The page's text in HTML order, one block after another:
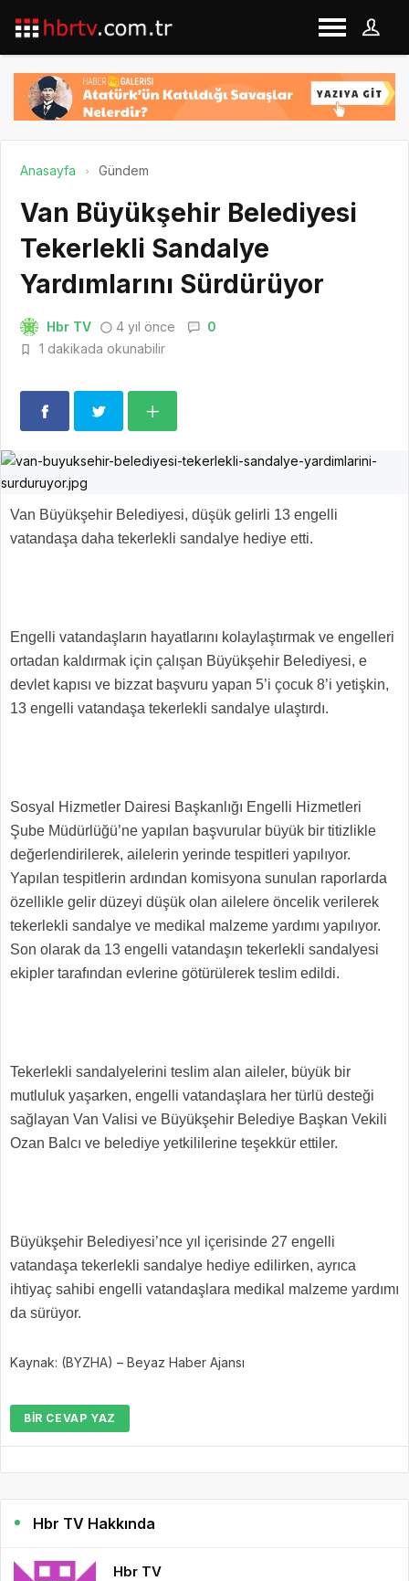
Anasayfa Gündem
Van Büyükşehir Belediyesi
Tekerlekli Sandalye
Yardımlarını Sürdürüyor
Hbr TV 4 yıl önce
0
1 dakikada okunabilir
Van Büyükşehir Belediyesi, düşük gelirli 13 engelli
vatandaşa daha tekerlekli sandalye hediye etti.
Engelli vatandaşların hayatlarını kolaylaştırmak ve engelleri
ortadan kaldırmak için çalışan Büyükşehir Belediyesi, e
devlet kapısı ve bizzat başvuru yapan 5’i çocuk 8’i yetişkin,
13 engelli vatandaşa tekerlekli sandalye ulaştırdı.
Sosyal Hizmetler Dairesi Başkanlığı Engelli Hizmetleri
Şube Müdürlüğü’ne yapılan başvurular büyük bir titizlikle
değerlendirilerek, ailelerin yerinde tespitleri yapılıyor.
Yapılan tespitlerin ardından komisyona sunulan raporlarda
özellikle gelir düzeyi düşük olan ailelere öncelik verilerek
tekerlekli sandalye ve medikal malzeme yardımı yapılıyor.
Son olarak da 13 engelli vatandaşın tekerlekli sandalyesi
ekipler tarafından evlerine götürülerek teslim edildi.
Tekerlekli sandalyelerini teslim alan aileler, büyük bir
mutluluk yaşarken, engelli vatandaşlara her türlü desteği
sağlayan Van Valisi ve Büyükşehir Belediye Başkan Vekili
Ozan Balcı ve belediye yetkililerine teşekkür ettiler.
Büyükşehir Belediyesi’nce yıl içerisinde 27 engelli
vatandaşa tekerlekli sandalye hediye edilirken, ayrıca
ihtiyaç sahibi engelli vatandaşlara medikal malzeme yardımı
da sürüyor.
Kaynak: (BYZHA) – Beyaz Haber Ajansı
BIR CEVAP YAZ
Hbr TV Hakkında
Hbr TV